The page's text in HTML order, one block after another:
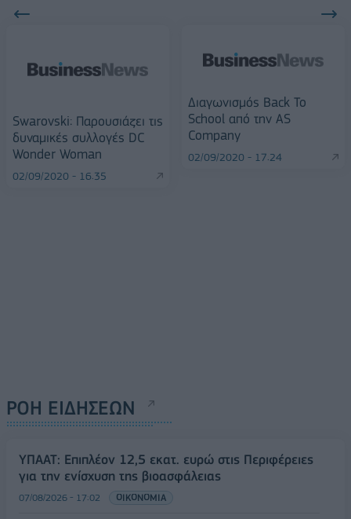
Swarovski: Παρουσιάζει τις
δυναμικές συλλογές DC
Wonder Woman
02/09/2020 - 16:35
Διαγωνισμός Back To
School από την AS
Company
02/09/2020 - 17:24
ΡΟΗ ΕΙΔΗΣΕΩΝ
ΥΠΑΑΤ: Επιπλέον 12,5 εκατ. ευρώ στις Περιφέρειες
για την ενίσχυση της βιοασφάλειας
07/08/2026 - 17:02 ΟΙΚΟΝΟΜΙΑ